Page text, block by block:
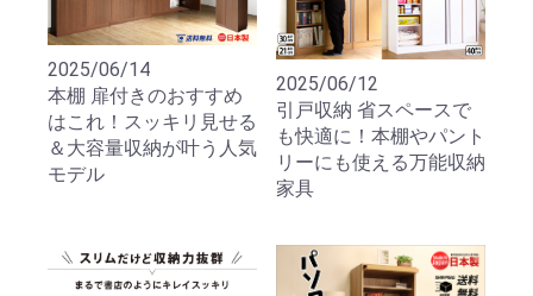
2025/06/14
本棚 扉付きのおすすめ
はこれ！スッキリ見せる
＆大容量収納が叶う人気
モデル
2025/06/12
引戸収納 省スペースで
も快適に！本棚やパント
リーにも使える万能収納
家具